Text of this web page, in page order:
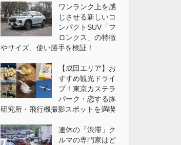
ワンランク上を感
じさせる新しいコ
ンパクトSUV「フ
ロンクス」の特徴
やサイズ、使い勝手を検証！
【成田エリア】お
すすめ観光ドライ
ブ！東京カステラ
パーク・恋する豚
研究所・飛行機撮影スポットを満喫
連休の「渋滞」ク
ルマの専門家はど